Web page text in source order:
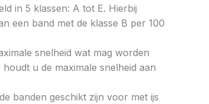
in 5 klassen: A tot E. Hierbij
een band met de klasse B per 100
snelheid wat mag worden
u de maximale snelheid aan
banden geschikt zijn voor met ijs